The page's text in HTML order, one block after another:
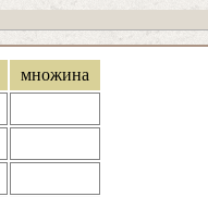
множина